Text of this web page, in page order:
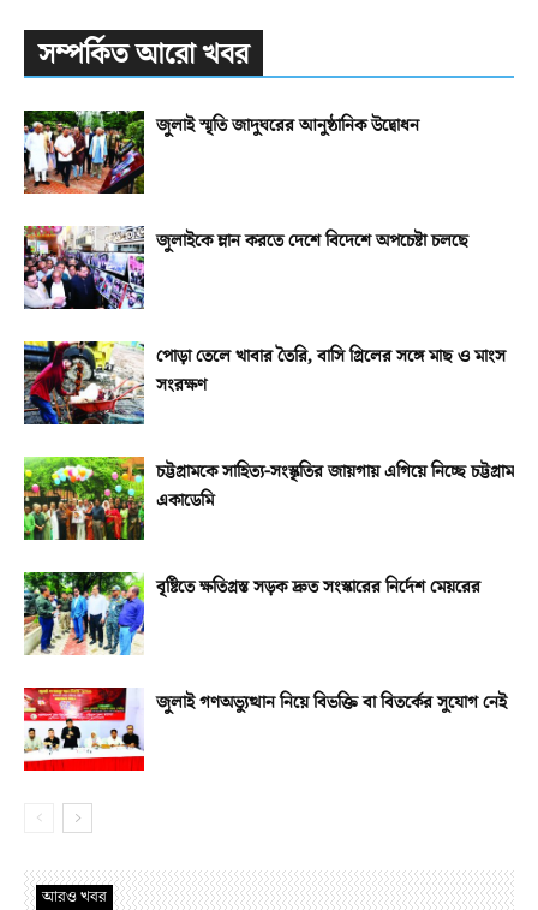
সম্পর্কিত আরো খবর
জুলাই স্মৃতি জাদুঘরের আনুষ্ঠানিক উদ্বোধন
জুলাইকে ম্লান করতে দেশে বিদেশে অপচেষ্টা চলছে
পোড়া তেলে খাবার তৈরি, বাসি গ্রিলের সঙ্গে মাছ ও মাংস
সংরক্ষণ
চট্টগ্রামকে সাহিত্য-সংস্কৃতির জায়গায় এগিয়ে নিচ্ছে চট্টগ্রাম
একাডেমি
বৃষ্টিতে ক্ষতিগ্রস্ত সড়ক দ্রুত সংস্কারের নির্দেশ মেয়রের
জুলাই গণঅভ্যুত্থান নিয়ে বিভক্তি বা বিতর্কের সুযোগ নেই
আরও খবর